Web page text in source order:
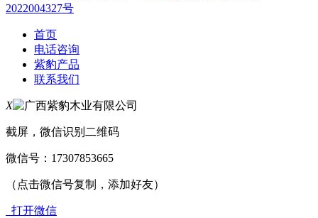
2022004327号
首页
电话咨询
紫豹产品
联系我们
X
截屏，微信识别二维码
微信号： 17307853665
（点击微信号复制，添加好友）
打开微信